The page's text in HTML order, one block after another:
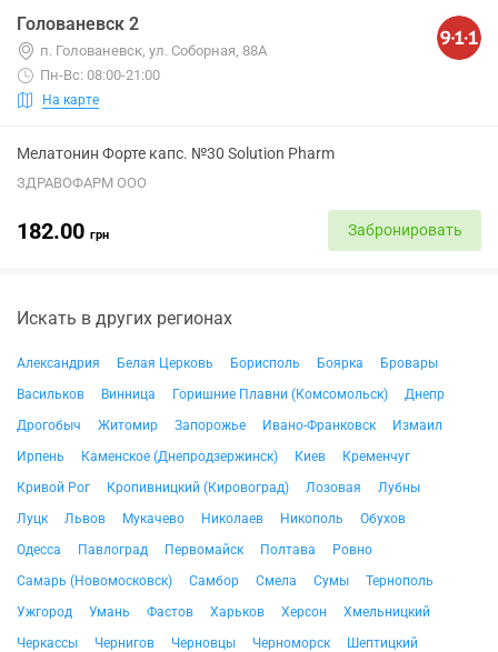
Голованевск 2
п. Голованевск, ул. Соборная, 88А
Пн-Вс: 08:00-21:00
На карте
Мелатонин Форте капс. №30 Solution Pharm
ЗДРАВОФАРМ ООО
182.00 грн Забронировать
Искать в других регионах
Александрия Белая Церковь Борисполь Боярка
Бровары
Васильков
Винница Горишние Плавни (Комсомольск)
Днепр
Дрогобыч
Житомир Запорожье Ивано-Франковск
Измаил
Ирпень
Каменское (Днепродзержинск) Киев
Кременчуг
Кривой Рог
Кропивницкий (Кировоград) Лозовая
Лубны
Луцк
Львов Мукачево Николаев Никополь
Обухов
Одесса
Павлоград Первомайск Полтава
Ровно
Самарь (Новомосковск)
Самбор Смела Сумы
Тернополь
Ужгород
Умань Фастов Харьков Херсон
Хмельницкий
Черкассы
Чернигов Черновцы Черноморск Шептицкий